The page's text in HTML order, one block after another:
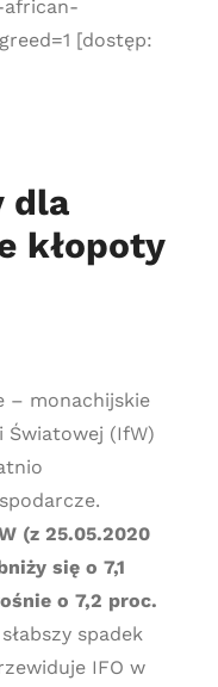
[dostęp:
dla
kłopoty
– monachijskie
Światowej (IfW)
(z 25.05.2020
się o 7,1
o 7,2 proc.
spadek
IFO w